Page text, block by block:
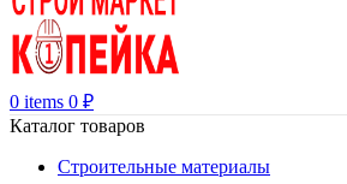
0 items 0 ₽
Каталог товаров
Строительные материалы